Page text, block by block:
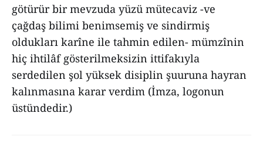
götürür bir mevzuda yüzü mütecaviz -ve
çağdaş bilimi benimsemiş ve sindirmiş
oldukları karîne ile tahmin edilen- mümzînin
hiç ihtilâf gösterilmeksizin ittifakıyla
serdedilen şol yüksek disiplin şuuruna hayran
kalınmasına karar verdim (İmza, logonun
üstündedir.)